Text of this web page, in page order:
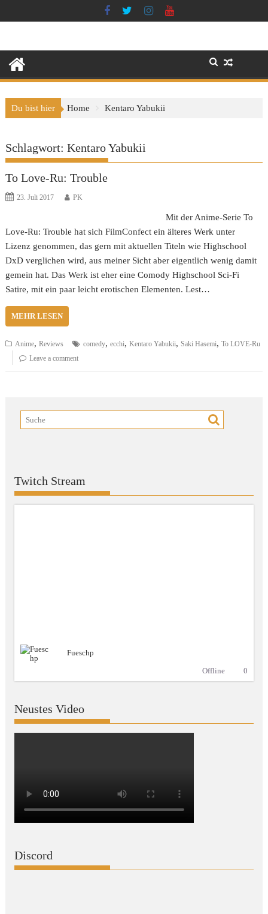
to
Du bist hier Home Kentaro Yabukii
Schlagwort:Kentaro Yabukii
To Love-Ru: Trouble
23. Juli 2017 PK
Mit der Anime-Serie To
Love-Ru: Trouble hat sich FilmConfect ein älteres Werk unter
Lizenz genommen, das gern mit aktuellen Titeln wie Highschool
DxD verglichen wird, aus meiner Sicht aber eigentlich wenig damit
gemein hat. Das Werk ist eher eine Comody Highschool Sci-Fi
Satire, mit ein paar leicht erotischen Elementen. Lest…
MEHR LESEN
Anime,Reviews comedy,ecchi,Kentaro Yabukii,Saki Hasemi,To LOVE-Ru
Leave a comment
Twitch Stream
Fueschp
Offline
0
Neustes Video
Discord